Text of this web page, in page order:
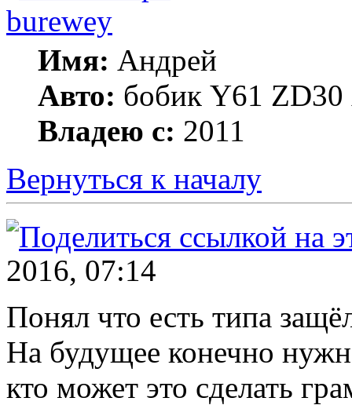
burewey
Имя: Андрей
Авто: бобик Y61
Владею с: 2011
Вернуться к началу
2016, 07:14
Понял что есть типа
На будущее конечно
кто может это сделать